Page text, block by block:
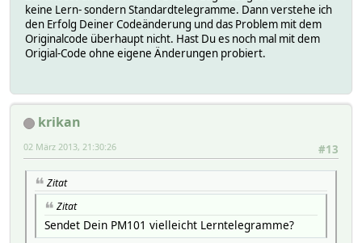
keine Lern- sondern Standardtelegramme. Dann verstehe ich
den Erfolg Deiner Codeänderung und das Problem mit dem
Originalcode überhaupt nicht. Hast Du es noch mal mit dem
Origial-Code ohne eigene Änderungen probiert.
krikan
#13
02 März 2013, 21:30:26
Zitat
Zitat
Sendet Dein PM101 vielleicht Lerntelegramme?